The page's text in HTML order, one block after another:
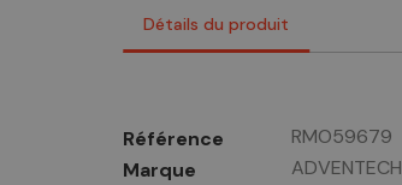
Détails du produit
Référence
RMO59679
Marque
ADVENTECH